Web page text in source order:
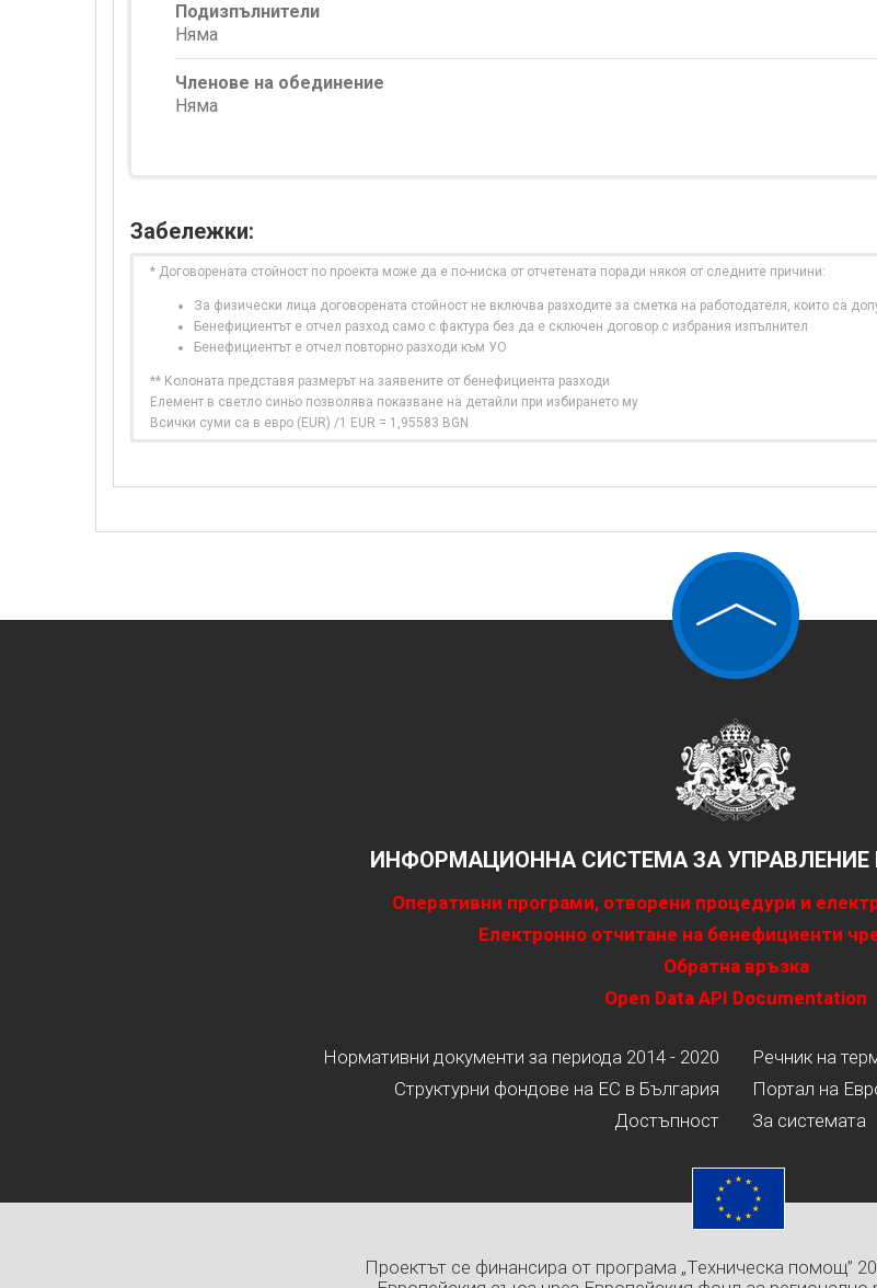
Подизпълнители
Няма
Членове на обединение
Няма
Забележки:
* Договорената стойност по проекта може да е по-ниска от отчетената поради някоя от следните причини:
За физически лица договорената стойност не включва разходите за сметка на работодателя, които са
Бенефициентът е отчел разход само с фактура без да е сключен договор с избрания изпълнител
Бенефициентът е отчел повторно разходи към УО
** Колоната представя размерът на заявените от бенефициента разходи
Елемент в светло синьо позволява показване на детайли при избирането му
Всички суми са в евро (EUR) /1 EUR = 1,95583 BGN
ИНФОРМАЦИОННА СИСТЕМА ЗА УПРАВЛЕНИЕ
Оперативни програми, отворени процедури и
Електронно отчитане на бенефициенти
Обратна връзка
Open Data API Documentation
Нормативни документи за периода 2014 - 2020
Структурни фондове на ЕС в България
Достъпност
Речник на
Портал на
За системата
Проектът се финансира от програма „Техническа помощ”